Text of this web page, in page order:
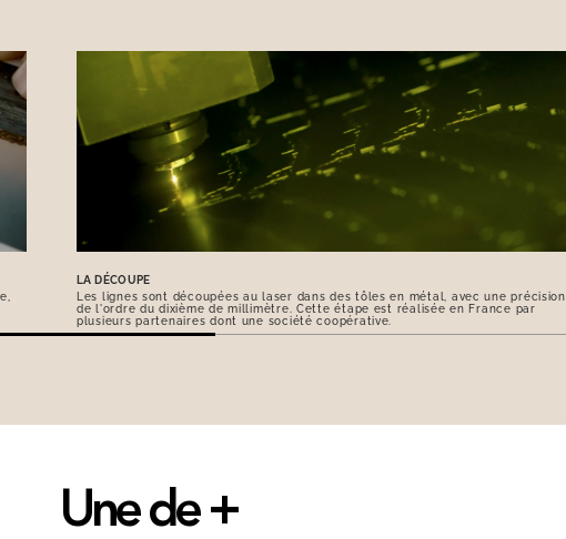
LA DÉCOUPE
Les lignes sont découpées au laser dans des tôles en métal, avec une précision
de l'ordre du dixième de millimètre. Cette étape est réalisée en France par
plusieurs partenaires dont une société coopérative.
Une de +